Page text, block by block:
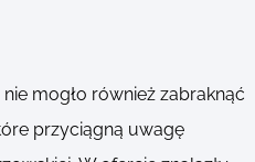
mogło również zabraknąć
przyciągną uwagę